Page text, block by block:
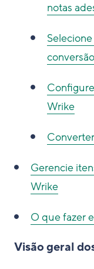
notas
conversão
Wrike
Gerencie
Wrike
O que fazer
Visão geral